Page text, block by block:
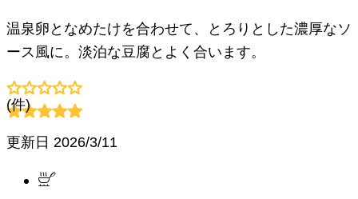
温泉卵となめたけを合わせて、とろりとした濃厚なソ
ース風に。淡泊な豆腐とよく合います。
(件)
更新日 2026/3/11